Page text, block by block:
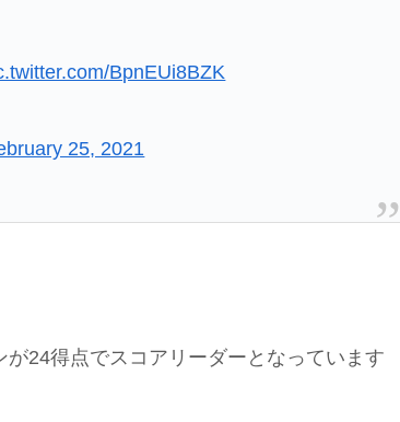
BpnEUi8BZK
25, 2021
24得点でスコアリーダーとなっています